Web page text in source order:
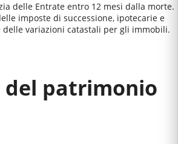
delle Entrate entro 12 mesi dalla morte.
imposte di successione, ipotecarie e
delle variazioni catastali per gli immobili.
del patrimonio